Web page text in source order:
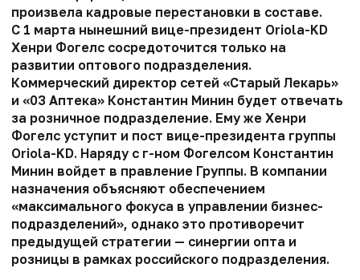
произвела кадровые перестановки в составе.
С 1 марта нынешний вице-президент Oriola-KD
Хенри Фогелс сосредоточится только на
развитии оптового подразделения.
Коммерческий директор сетей «Старый Лекарь»
и «03 Аптека» Константин Минин будет отвечать
за розничное подразделение. Ему же Хенри
Фогелс уступит и пост вице-президента группы
Oriola-KD. Наряду с г-ном Фогелсом Константин
Минин войдет в правление Группы. В компании
назначения объясняют обеспечением
«максимального фокуса в управлении бизнес-
подразделений», однако это противоречит
предыдущей стратегии — синергии опта и
розницы в рамках российского подразделения.